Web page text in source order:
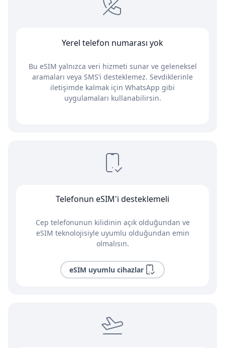
Yerel telefon numarası yok
Bu eSIM yalnızca veri hizmeti sunar ve geleneksel
aramaları veya SMS’i desteklemez. Sevdiklerinle
iletişimde kalmak için WhatsApp gibi
uygulamaları kullanabilirsin.
Telefonun eSIM'i desteklemeli
Cep telefonunun kilidinin açık olduğundan ve
eSIM teknolojisiyle uyumlu olduğundan emin
olmalısın.
eSIM uyumlu cihazlar